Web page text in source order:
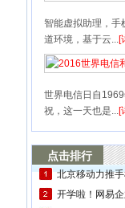
智能虚拟助理，手
道环境，基于云...[
世界电信日自
祝，这一天也是...[
点击排行
北京移动力推
开学啦！网易